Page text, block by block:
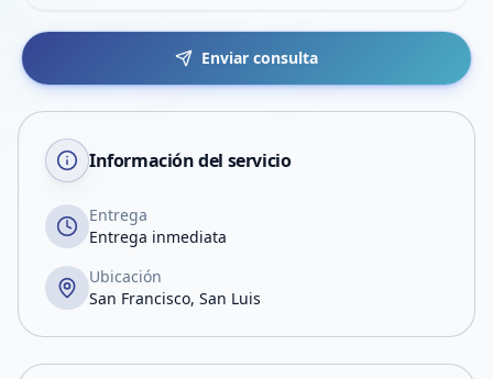
Enviar consulta
Información del servicio
Entrega
Entrega inmediata
Ubicación
San Francisco, San Luis